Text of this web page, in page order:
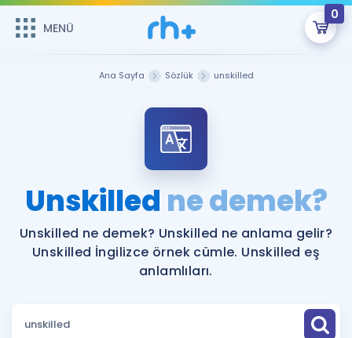
MENÜ
0
ÜYE DEĞİLİM
Sepetin Şu An Boş.
Remzi Hoca ile seni sınava hazırlayacak onlarca eğitim seni
bekliyor!
MENÜ
Faydalı Araçlar
Sözlük
Hakkımızda
Ana Sayfa Sözlük unskilled
Unskilled ne demek?
Unskilled ne demek? Unskilled ne anlama gelir?
Unskilled İngilizce örnek cümle. Unskilled eş
anlamlıları.